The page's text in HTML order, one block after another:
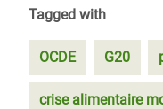
Tagged with
OCDE G20
crise alimentaire